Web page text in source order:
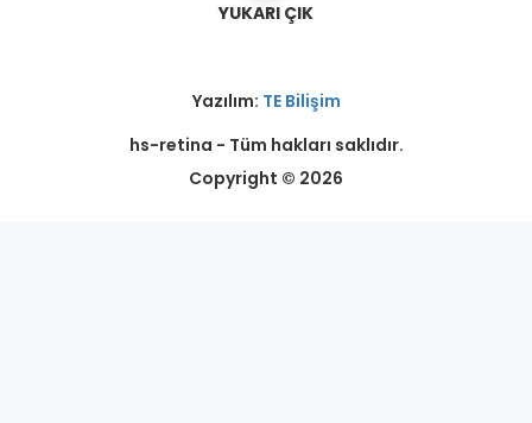
YUKARI ÇIK
Yazılım: TE Bilişim
hs-retina - Tüm hakları saklıdır.
Copyright © 2026